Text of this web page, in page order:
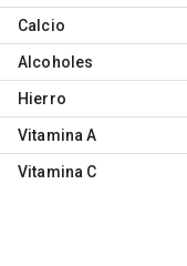
Calcio
Alcoholes
Hierro
Vitamina A
Vitamina C